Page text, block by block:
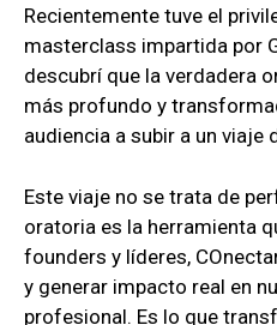
Recientemente tuve el
masterclass impartida por
descubrí que la verdadera
más profundo y
audiencia a subir a un viaje
Este viaje no se trata de
oratoria es la herramienta
founders y líderes,
y generar impacto real en
profesional. Es lo que